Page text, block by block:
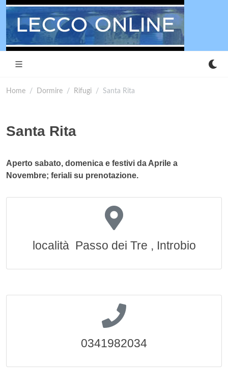
Home Dormire Rifugi Santa Rita
Santa Rita
Aperto sabato, domenica e festivi da Aprile a
Novembre; feriali su prenotazione.
località Passo dei Tre , Introbio
0341982034